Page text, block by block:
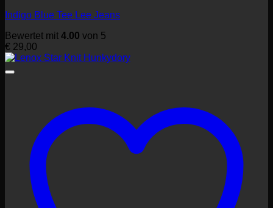
Indigo Blue Tee Lee Jeans
Bewertet mit 4.00 von 5
€ 29,00